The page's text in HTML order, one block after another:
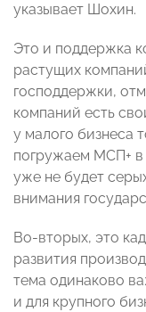
указывает Шохин.
Это и поддержка
растущих
господдержки,
компаний есть
у малого бизнеса
погружаем МСП+ в
уже не будет
внимания
Во-вторых, это
развития
тема одинаково
и для крупного